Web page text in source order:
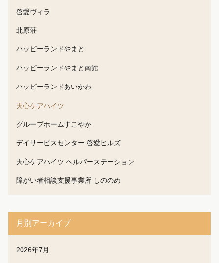
啓愛ヴィラ
北原荘
ハッピーランドやまと
ハッピーランドやまと南館
ハッピーランドあいかわ
天心ケアハイツ
グループホームすこやか
デイサービスセンター 啓愛ヒルズ
天心ケアハイツ ヘルパーステーション
障がい者相談支援事業所 しののめ
月別アーカイブ
2026年7月